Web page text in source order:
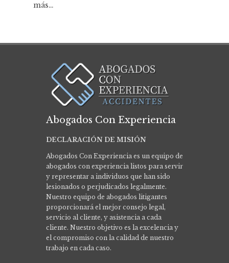
más…
Abogados Con Experiencia
DECLARACIÓN DE MISIÓN
Abogados Con Experiencia es un equipo de
abogados con experiencia listos para servir
y representar a individuos que han sido
lesionados o perjudicados legalmente.
Nuestro equipo de abogados litigantes
proporcionará el mejor consejo legal,
servicio al cliente, y asistencia a cada
cliente. Nuestro objetivo es la excelencia y
el compromiso con la calidad de nuestro
trabajo en cada caso.